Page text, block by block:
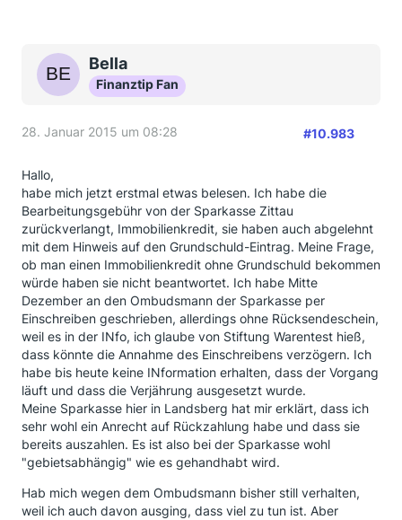
Bella
Finanztip Fan
28. Januar 2015 um 08:28 #10.983
Hallo,
habe mich jetzt erstmal etwas belesen. Ich habe die
Bearbeitungsgebühr von der Sparkasse Zittau
zurückverlangt, Immobilienkredit, sie haben auch abgelehnt
mit dem Hinweis auf den Grundschuld-Eintrag. Meine Frage,
ob man einen Immobilienkredit ohne Grundschuld bekommen
würde haben sie nicht beantwortet. Ich habe Mitte
Dezember an den Ombudsmann der Sparkasse per
Einschreiben geschrieben, allerdings ohne Rücksendeschein,
weil es in der INfo, ich glaube von Stiftung Warentest hieß,
dass könnte die Annahme des Einschreibens verzögern. Ich
habe bis heute keine INformation erhalten, dass der Vorgang
läuft und dass die Verjährung ausgesetzt wurde.
Meine Sparkasse hier in Landsberg hat mir erklärt, dass ich
sehr wohl ein Anrecht auf Rückzahlung habe und dass sie
bereits auszahlen. Es ist also bei der Sparkasse wohl
"gebietsabhängig" wie es gehandhabt wird.
Hab mich wegen dem Ombudsmann bisher still verhalten,
weil ich auch davon ausging, dass viel zu tun ist. Aber